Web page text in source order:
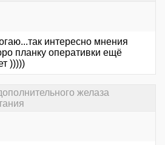
интересно мнения
планку оперативки ещё
)))))
желаза